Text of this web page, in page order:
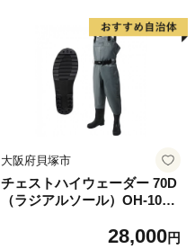
大阪府貝塚市
チェストハイウェーダー 70D
（ラジアルソール）OH-103R
28,000円